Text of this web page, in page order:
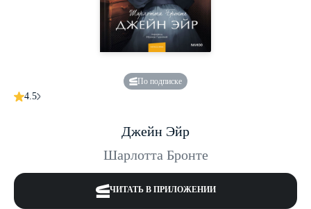
По подписке
4.5
Джейн Эйр
Шарлотта Бронте
ЧИТАТЬ В ПРИЛОЖЕНИИ